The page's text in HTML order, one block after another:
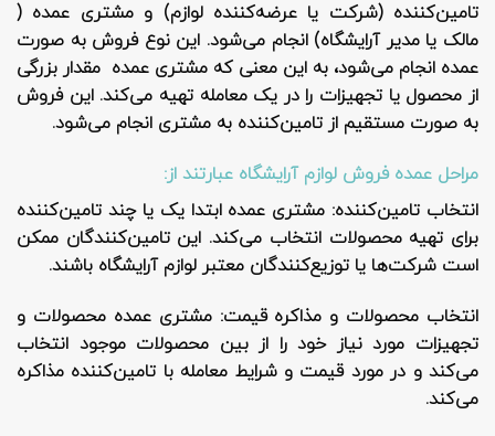
تامین‌کننده (شرکت یا عرضه‌کننده لوازم) و مشتری عمده (
مالک یا مدیر آرایشگاه) انجام می‌شود. این نوع فروش به صورت
عمده انجام می‌شود، به این معنی که مشتری عمده مقدار بزرگی
از محصول یا تجهیزات را در یک معامله تهیه می‌کند. این فروش
به صورت مستقیم از تامین‌کننده به مشتری انجام می‌شود.
مراحل عمده فروش لوازم آرایشگاه عبارتند از:
انتخاب تامین‌کننده: مشتری عمده ابتدا یک یا چند تامین‌کننده
برای تهیه محصولات انتخاب می‌کند. این تامین‌کنندگان ممکن
است شرکت‌ها یا توزیع‌کنندگان معتبر لوازم آرایشگاه باشند.
انتخاب محصولات و مذاکره قیمت: مشتری عمده محصولات و
تجهیزات مورد نیاز خود را از بین محصولات موجود انتخاب
می‌کند و در مورد قیمت و شرایط معامله با تامین‌کننده مذاکره
می‌کند.